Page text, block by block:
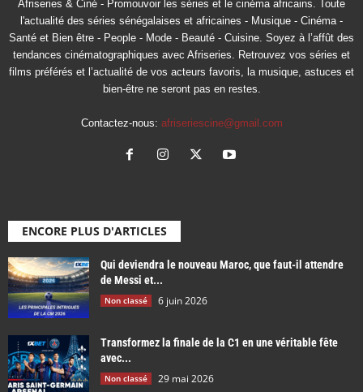
Afriseries & Ciné - Promouvoir les séries et le cinéma africains. Toute
l'actualité des séries sénégalaises et africaines - Musique - Cinéma -
Santé et Bien être - People - Mode - Beauté - Cuisine. Soyez à l’affût des
tendances cinématographiques avec Afriseries. Retrouvez vos séries et
films préférés et l’actualité de vos acteurs favoris, la musique, astuces et
bien-être ne seront pas en restes.
Contactez-nous: afriseriescine@gmail.com
ENCORE PLUS D'ARTICLES
Qui deviendra le nouveau Maroc, que faut-il attendre
de Messi et...
Non classé 6 juin 2026
Transformez la finale de la C1 en une véritable fête
avec...
Non classé 29 mai 2026